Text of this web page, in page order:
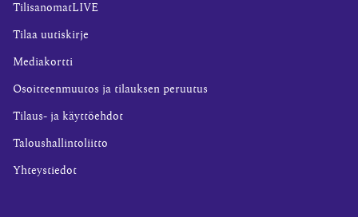
TilisanomatLIVE
Tilaa uutiskirje
Mediakortti
Osoitteenmuutos ja tilauksen peruutus
Tilaus- ja käyttöehdot
Taloushallintoliitto
Yhteystiedot